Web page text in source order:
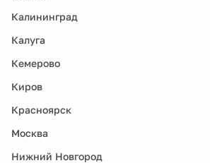
Калининград
Калуга
Кемерово
Киров
Красноярск
Москва
Нижний Новгород